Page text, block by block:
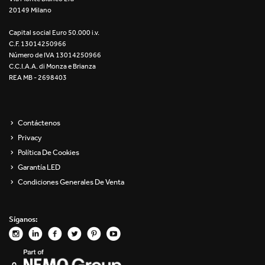
Re Low LED
Roll IOS
Unit 1X
Unit Channel
Unit Round
Yori Evo 48V
Yori Evo Box
20149 Milano
Capital social Euro 50.000 i.v.
C.F. 13014250966
Número de IVA 13014250966
C.C.I.A.A. di Monza e Brianza
REA MB - 2698403
Contáctenos
Privacy
Política De Cookies
Garantía LED
Condiciones Generales De Venta
Síganos: